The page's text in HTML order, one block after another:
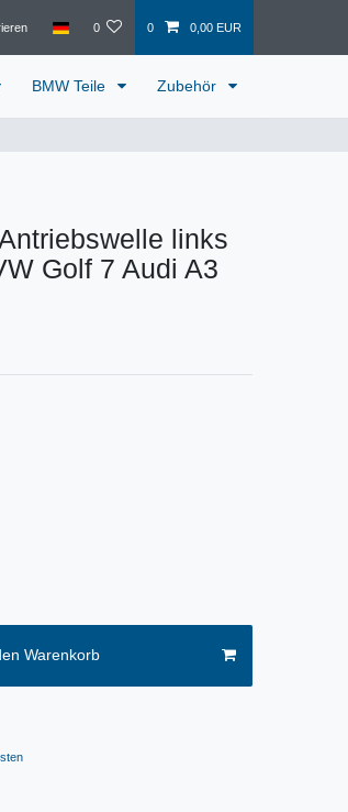
0 0 0,00 EUR
BMW Teile Zubehör
links
Golf 7 Audi A3
Warenkorb